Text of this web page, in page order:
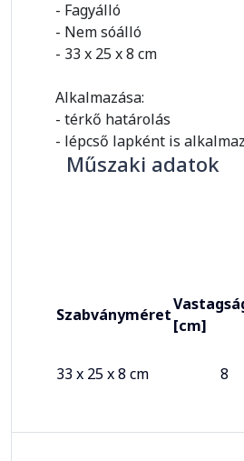
- Fagyálló
- Nem sóálló
- 33 x 25 x 8 cm
Alkalmazása:
- térkő határolás
- lépcső lapként is
Műszaki adatok
Szabványméret
[cm]
33 x 25 x 8 cm 8